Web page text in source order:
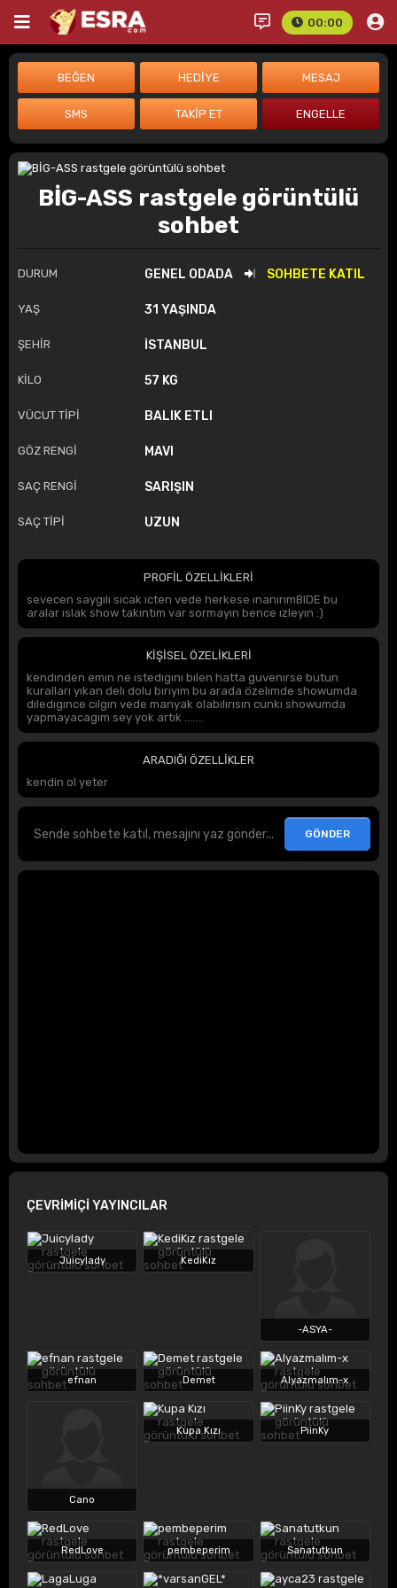
00:00
BİG-ASS rastgele görüntülü
sohbet
DURUM GENEL ODADA SOHBETE KATIL
YAŞ 31 YAŞINDA
ŞEHİR İSTANBUL
KİLO 57 KG
VÜCUT TİPİ BALIK ETLI
GÖZ RENGİ MAVI
SAÇ RENGİ SARIŞIN
SAÇ TİPİ UZUN
PROFİL ÖZELLİKLERİ
sevecen saygılı sıcak ıcten vede herkese ınanırımBIDE bu
aralar ıslak show takıntım var sormayın bence ızleyın :)
KİŞİSEL ÖZELİKLERİ
kendınden emın ne ıstedıgını bılen hatta guvenırse butun
kuralları yıkan delı dolu bırıyım bu arada özelımde showumda
dıledıgınce cılgın vede manyak olabılırısın cunkı showumda
yapmayacagım sey yok artık .......
ARADIĞI ÖZELLİKLER
kendin ol yeter
ÇEVRİMİÇİ YAYINCILAR
Juicylady KediKız
-ASYA-
efnan Demet Alyazmalım-x
Cano
Kupa Kızı PiinKy
RedLove pembeperim Sanatutkun